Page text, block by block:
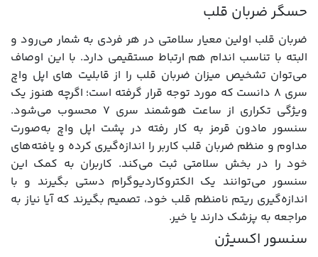
حسگر ضربان قلب
ضربان قلب اولین معیار سلامتی در هر فردی به شمار می‌رود و
البته با تناسب اندام هم ارتباط مستقیمی دارد. با این اوصاف
می‌توان تشخیص میزان ضربان قلب را از قابلیت های اپل واچ
سری 8 دانست که مورد توجه قرار گرفته است؛ اگرچه هنوز یک
ویژگی تکراری از ساعت هوشمند سری 7 محسوب می‌شود.
سنسور مادون قرمز به کار رفته در پشت اپل واچ به‌صورت
مداوم و منظم ضربان قلب کاربر را اندازه‌گیری کرده و یافته‌های
خود را در بخش سلامتی ثبت می‌کند. کاربران به کمک این
سنسور می‌توانند یک الکتروکاردیوگرام دستی بگیرند و با
اندازه‌گیری ریتم نامنظم قلب خود، تصمیم بگیرند که آیا نیاز به
مراجعه به پزشک دارند یا خیر.
سنسور اکسیژن